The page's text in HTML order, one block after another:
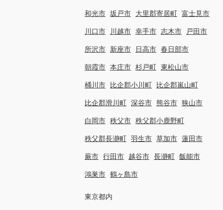
和光市 坂戸市 大里郡寄居町 富士見市
川口市 川越市 幸手市 志木市 戸田市
所沢市 新座市 日高市 春日部市
朝霞市 本庄市 杉戸町 東松山市
桶川市 比企郡小川町 比企郡嵐山町
比企郡滑川町 深谷市 熊谷市 狭山市
白岡市 秩父市 秩父郡小鹿野町
秩父郡長瀞町 羽生市 草加市 蓮田市
蕨市 行田市 越谷市 長瀞町 飯能市
鴻巣市 鶴ヶ島市
東京都内